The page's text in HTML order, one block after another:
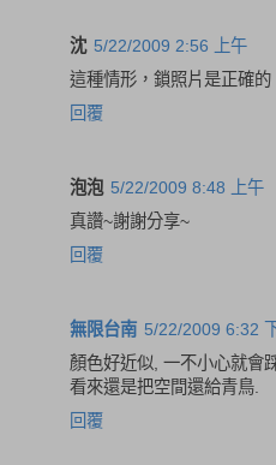
沈 5/22/2009 2:56 上午
這種情形，鎖照片是正確的
回覆
泡泡 5/22/2009 8:48 上午
真讚~謝謝分享~
回覆
無限台南 5/22/2009 6:32
顏色好近似, 一不小心就會
看來還是把空間還給青鳥.
回覆